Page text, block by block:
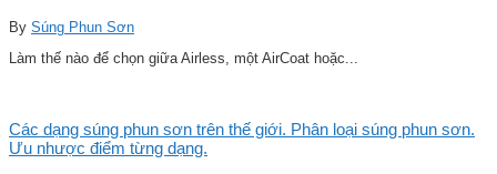
By Súng Phun Sơn
Làm thế nào để chọn giữa Airless, một AirCoat hoặc...
Các dạng súng phun sơn trên thế giới. Phân loại súng phun sơn.
Ưu nhược điểm từng dạng.